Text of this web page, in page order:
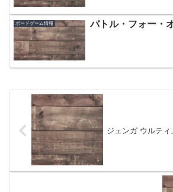
ボードゲーム情報 バトル・フォー・
ジェンガ ウルティ